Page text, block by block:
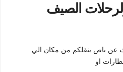
الصيف
عن باص ينقلكم من مكان الي
او